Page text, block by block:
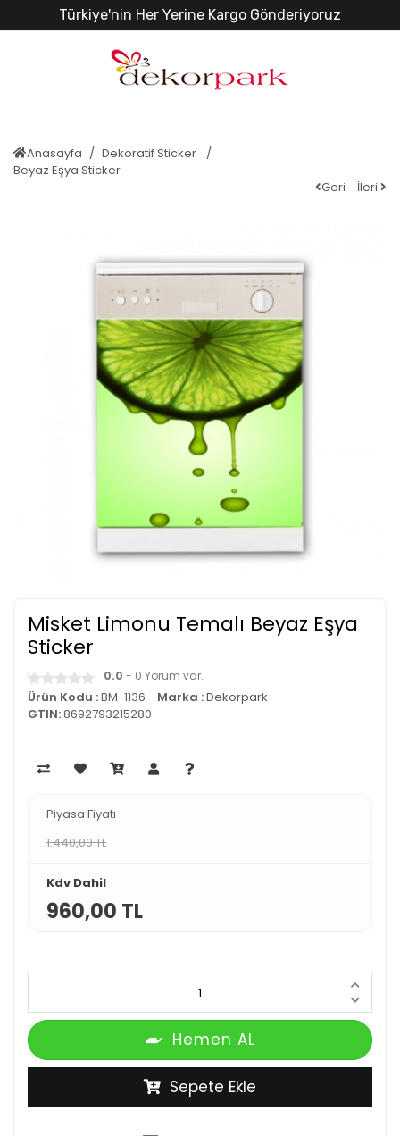
Türkiye'nin Her Yerine Kargo Gönderiyoruz
Anasayfa
Dekoratif Sticker
Beyaz Eşya Sticker
Geri
İleri
Misket Limonu Temalı Beyaz Eşya
Sticker
0.0 - 0 Yorum var.
Ürün Kodu :BM-1136 Marka :Dekorpark
GTIN:8692793215280
Piyasa Fiyatı
1.440,00 TL
Kdv Dahil
960,00 TL
Hemen AL
Sepete Ekle